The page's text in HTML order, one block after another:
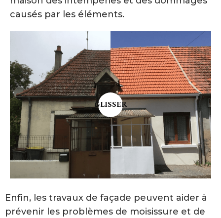
causés par les éléments.
GLISSER
Enfin, les travaux de façade peuvent aider à
prévenir les problèmes de moisissure et de